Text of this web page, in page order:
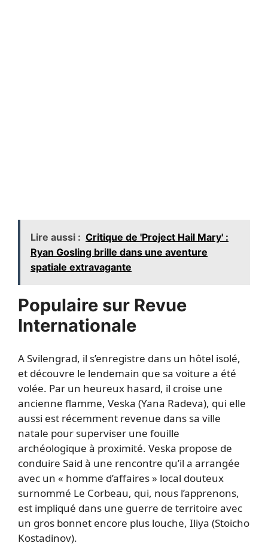
Lire aussi : Critique de 'Project Hail Mary' :
Ryan Gosling brille dans une aventure
spatiale extravagante
Populaire sur Revue
Internationale
A Svilengrad, il s’enregistre dans un hôtel isolé,
et découvre le lendemain que sa voiture a été
volée. Par un heureux hasard, il croise une
ancienne flamme, Veska (Yana Radeva), qui elle
aussi est récemment revenue dans sa ville
natale pour superviser une fouille
archéologique à proximité. Veska propose de
conduire Said à une rencontre qu’il a arrangée
avec un « homme d’affaires » local douteux
surnommé Le Corbeau, qui, nous l’apprenons,
est impliqué dans une guerre de territoire avec
un gros bonnet encore plus louche, Iliya (Stoicho
Kostadinov).